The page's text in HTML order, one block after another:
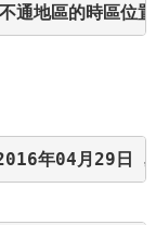
通地區的時
年04月29日